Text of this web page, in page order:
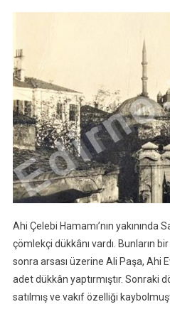
Ahi Çelebi Hamamı’nın yakınında
çömlekçi dükkânı vardı. Bunların
sonra arsası üzerine Ali Paşa, Ahi
adet dükkân yaptırmıştır. Sonraki
satılmış ve vakıf özelliği